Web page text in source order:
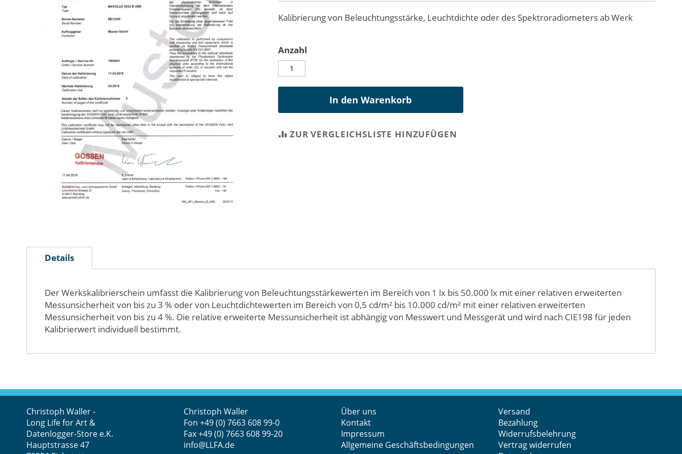
Anfang
springen
Kalibrierung von Beleuchtungsstärke, Leuchtdichte oder des Spektroradiometers ab Werk
Anzahl
In den Warenkorb
ZUR VERGLEICHSLISTE HINZUFÜGEN
Details
Der Werkskalibrierschein umfasst die Kalibrierung von Beleuchtungsstärkewerten im Bereich von 1 lx bis 50.000 lx mit einer relativen erweiterten
Messunsicherheit von bis zu 3 % oder von Leuchtdichtewerten im Bereich von 0,5 cd/m² bis 10.000 cd/m² mit einer relativen erweiterten
Messunsicherheit von bis zu 4 %. Die relative erweiterte Messunsicherheit ist abhängig von Messwert und Messgerät und wird nach CIE198 für jeden
Kalibrierwert individuell bestimmt.
Christoph Waller -
Long Life for Art &
Datenlogger-Store e.K.
Hauptstrasse 47
Christoph Waller
Fon +49 (0) 7663 608 99-0
Fax +49 (0) 7663 608 99-20
info@LLFA.de
Über uns
Kontakt
Impressum
Allgemeine Geschäftsbedingungen
Versand
Bezahlung
Widerrufsbelehrung
Vertrag widerrufen